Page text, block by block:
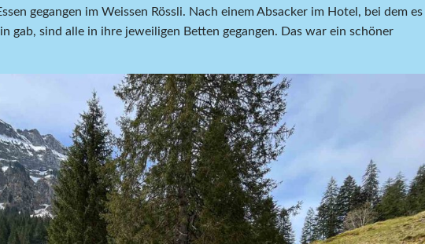
gegangen im Weissen Rössli. Nach einem Absacker im Hotel, bei dem es
gab, sind alle in ihre jeweiligen Betten gegangen. Das war ein schöner